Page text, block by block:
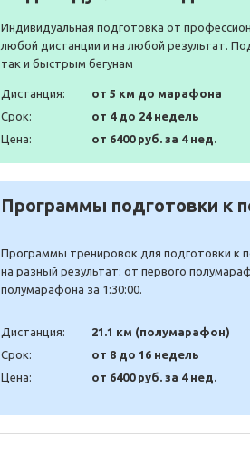
Индивидуальная подготовка от
любой дистанции и на любой результат.
так и быстрым бегунам
Дистанция:
от 5 км до марафона
Срок:
от 4 до 24 недель
Цена:
от 6400 руб. за 4 нед.
Программы подготовки к
Программы тренировок для подготовки к
на разный результат: от первого
полумарафона за 1:30:00.
Дистанция:
21.1 км (полумарафон)
Срок:
от 8 до 16 недель
Цена:
от 6400 руб. за 4 нед.